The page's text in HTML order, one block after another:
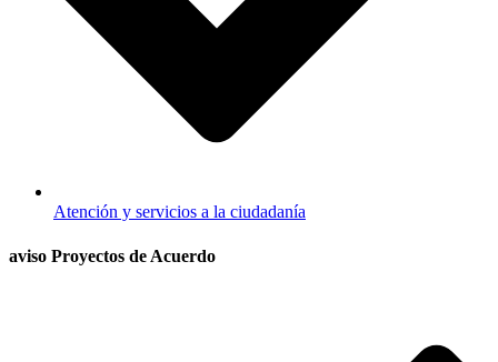
Atención y servicios a la ciudadanía
aviso Proyectos de Acuerdo